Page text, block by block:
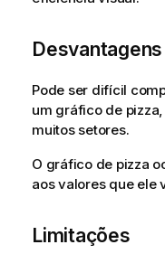
Desvantagens
Pode ser difícil
um gráfico de
muitos setores.
O gráfico de pizza
aos valores que ele
Limitações